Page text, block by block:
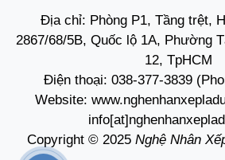
Địa chỉ: Phòng P1, Tầng trệt,
2867/68/5B, Quốc lộ 1A, Phường
12, TpHCM
Điện thoại: 038-377-3839
Website:
Copyright © 2025 Nghệ Nhân